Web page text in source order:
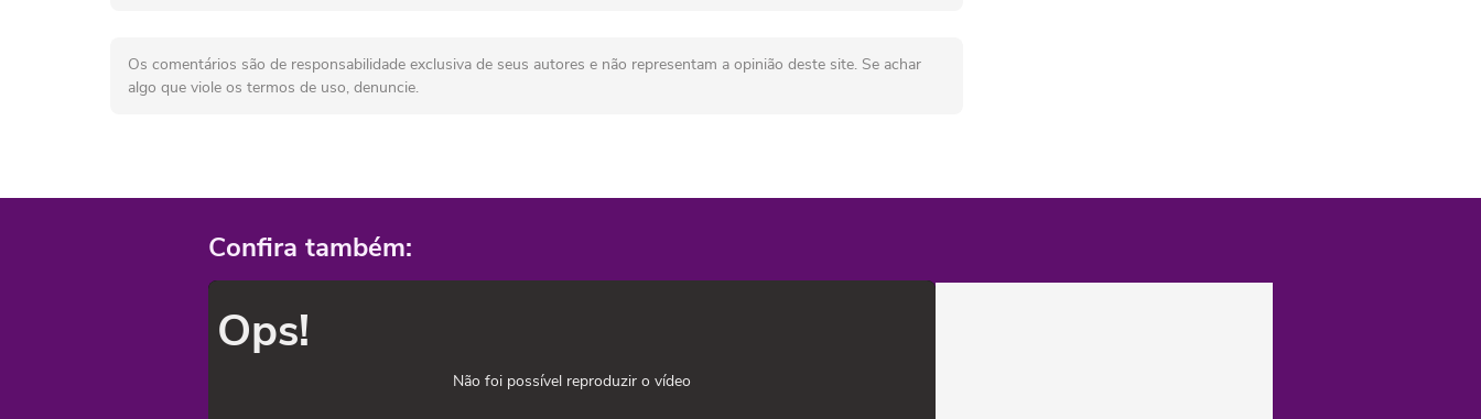
Os comentários são de responsabilidade exclusiva de seus autores e não representam a opinião deste site. Se achar
algo que viole os termos de uso, denuncie.
Confira também:
Ops!
Não foi possível reproduzir o vídeo